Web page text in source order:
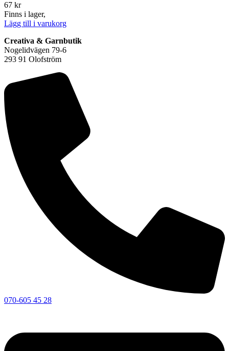
67 kr
Finns i lager,
Lägg till i varukorg
Creativa & Garnbutik
Nogelidvägen 79-6
293 91 Olofström
070-605 45 28